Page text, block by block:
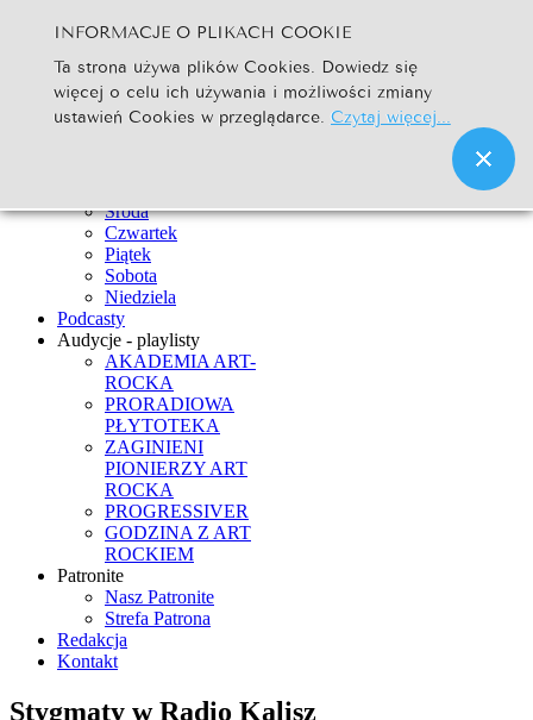
Szukaj... Go
Strona Główna
Newsy
Środa
Czwartek
Piątek
Sobota
Niedziela
Podcasty
Audycje - playlisty
AKADEMIA ART-
ROCKA
PRORADIOWA
PŁYTOTEKA
ZAGINIENI
PIONIERZY ART
ROCKA
PROGRESSIVER
GODZINA Z ART
ROCKIEM
Patronite
Nasz Patronite
Strefa Patrona
Redakcja
Kontakt
Stygmaty w Radio Kalisz
INFORMACJE O PLIKACH COOKIE
Ta strona używa plików Cookies. Dowiedz się
więcej o celu ich używania i możliwości zmiany
ustawień Cookies w przeglądarce. Czytaj więcej...